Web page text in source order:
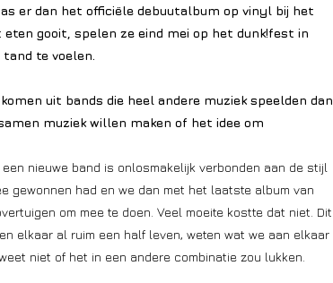
er dan het officiële debuutalbum op vinyl bij het
gooit, spelen ze eind mei op het dunk!fest in
tand te voelen.
uit bands die heel andere muziek speelden dan
muziek willen maken of het idee om
nieuwe band is onlosmakelijk verbonden aan de stijl
gewonnen had en we dan met het laatste album van
om mee te doen. Veel moeite kostte dat niet. Dit
elkaar al ruim een half leven, weten wat we aan elkaar
niet of het in een andere combinatie zou lukken.